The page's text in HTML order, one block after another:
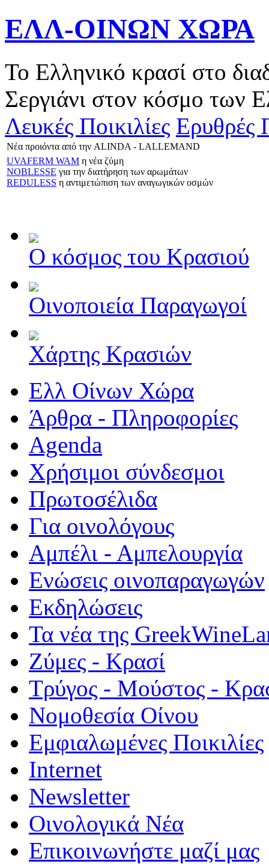
ΕΛΛ-ΟΙΝΩΝ ΧΩΡΑ
Το Ελληνικό κρασί στο
Σεργιάνι στον κόσμο των
Λευκές Ποικιλίες Ερυθρές
Νέα προιόντα από την ALINDA - LALLEMAND
UVAFERM WAM η νέα ζύμη
NOBLESSE για την διατήρηση των αρωμάτων
REDULESS η αντιμετώπιση των αναγωγικών οσμών
Ο κόσμος του Κρασιού
Οινοποιεία Παραγωγοί
Χάρτης Κρασιών
Ελλ Οίνων Χώρα
Άρθρα - Πληροφορίες
Agenda
Χρήσιμοι σύνδεσμοι
Πρωτοσέλιδα
Για οινολόγους
Αμπέλι - Αμπελουργία
Ενώσεις οινοπαραγωγών
Εκδηλώσεις
Τα νέα της
Ζύμες - Κρασί
Τρύγος - Μούστος -
Νομοθεσία Οίνου
Εμφιαλωμένες Ποικιλίες
Internet
Newsletter
Οινολογικά Νέα
Επικοινωνήστε μαζί μας